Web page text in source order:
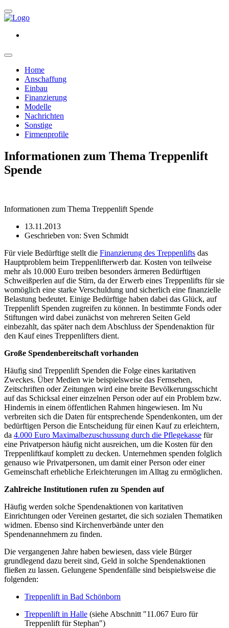
Home
Anschaffung
Einbau
Finanzierung
Modelle
Nachrichten
Sonstige
Firmenprofile
Informationen zum Thema Treppenlift
Spende
Informationen zum Thema Treppenlift Spende
13.11.2013
Geschrieben von: Sven Schmidt
Für viele Bedürftige stellt die Finanzierung des Treppenlifts das
Hauptproblem beim Treppenlifterwerb dar. Kosten von teilweise
mehr als 10.000 Euro treiben besonders ärmeren Bedürftigen
Schweißperlen auf die Stirn, da der Erwerb eines Treppenlifts für sie
womöglich eine starke Verschuldung und sicherlich eine finanzielle
Belastung bedeutet. Einige Bedürftige haben dabei das Glück, auf
Treppenlift Spenden zugreifen zu können. In bestimmte Fonds oder
Stiftungen wird dabei zunächst von mehreren Seiten Geld
einbezahlt, das später nach dem Abschluss der Spendenaktion für
den Kauf eines Treppenlifters dient.
Große Spendenbereitschaft vorhanden
Häufig sind Treppenlift Spenden die Folge eines karitativen
Zweckes. Über Medien wie beispielsweise das Fernsehen,
Zeitschriften oder Zeitungen wird eine breite Bevölkerungsschicht
auf das Schicksal einer einzelnen Person oder auf ein Problem bzw.
Hindernis in einem öffentlichen Rahmen hingewiesen. Im Nu
verbreiten sich die Daten für entsprechende Spendenkonten, um der
bedürftigen Person die Entscheidung für einen Kauf zu erleichtern,
da 4.000 Euro Maximalbezuschussung durch die Pflegekasse für
eine Privatperson häufig nicht ausreichen, um die Kosten für den
Treppenliftkauf komplett zu decken. Unternehmen spenden folglich
genauso wie Privatpersonen, um damit einer Person oder einer
Gemeinschaft erhebliche Erleichterungen im Alltag zu ermöglichen.
Zahlreiche Institutionen rufen zu Spenden auf
Häufig werden solche Spendenaktionen von karitativen
Einrichtungen oder Vereinen gestartet, die sich sozialen Thematiken
widmen. Ebenso sind Kirchenverbände unter den
Spendenannehmern zu finden.
Die vergangenen Jahre haben bewiesen, dass viele Bürger
grundlegend dazu bereit sind, Geld in solche Spendenaktionen
fließen zu lassen. Gelungene Spendenfälle sind beispielsweise die
folgenden:
Treppenlift in Bad Schönborn
Treppenlift in Halle (siehe Abschnitt "11.067 Euro für
Treppenlift für Stephan")